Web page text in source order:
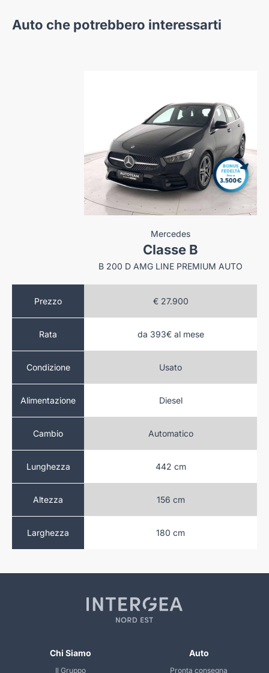
Auto che potrebbero interessarti
Prezzo
Rata
Condizione
Alimentazione
Cambio
Lunghezza
Altezza
Larghezza
Mercedes
Classe B
B 200 D AMG LINE PREMIUM AUTO
€ 27.900
da 393€ al mese
Usato
Diesel
Automatico
442 cm
156 cm
180 cm
Chi Siamo
Il Gruppo
Auto
Pronta consegna